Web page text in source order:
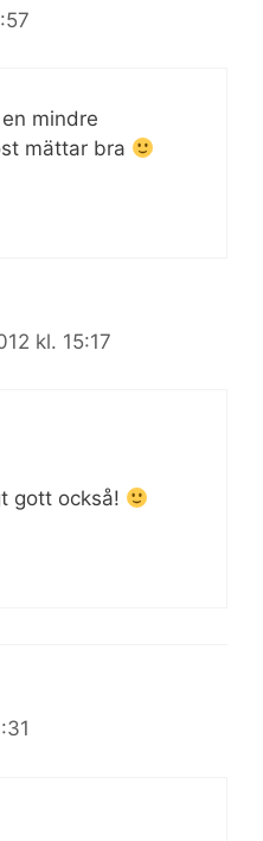
mindre
mättar bra
kl. 15:17
gott också!